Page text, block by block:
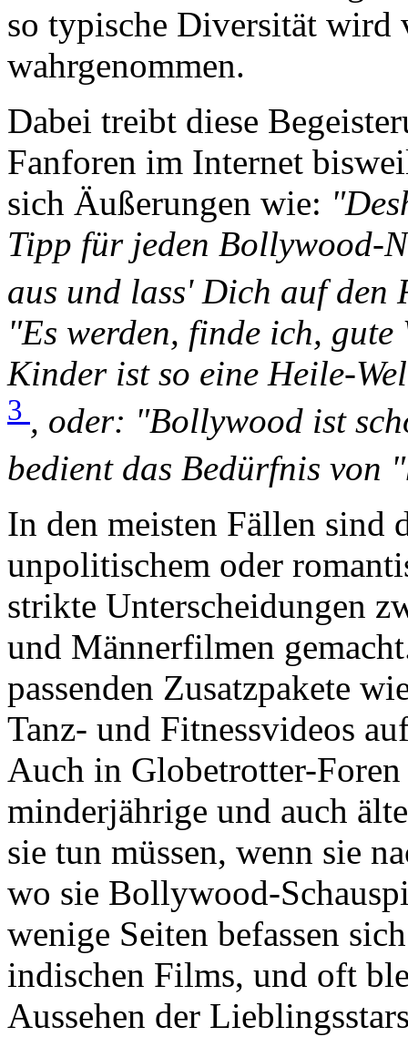
so typische Diversität wird
wahrgenommen.
Dabei treibt diese
Fanforen im Internet
sich Äußerungen wie:
Tipp für jeden Bollywood-
aus und lass' Dich auf den
"Es werden, finde ich,
Kinder ist so eine Heile-
3 , oder: "Bollywood ist
bedient das Bedürfnis von
In den meisten Fällen sind
unpolitischem oder
strikte Unterscheidungen
und Männerfilmen
passenden Zusatzpakete
Tanz- und Fitnessvideos
Auch in Globetrotter-
minderjährige und auch
sie tun müssen, wenn sie
wo sie Bollywood-
wenige Seiten befassen
indischen Films, und oft
Aussehen der